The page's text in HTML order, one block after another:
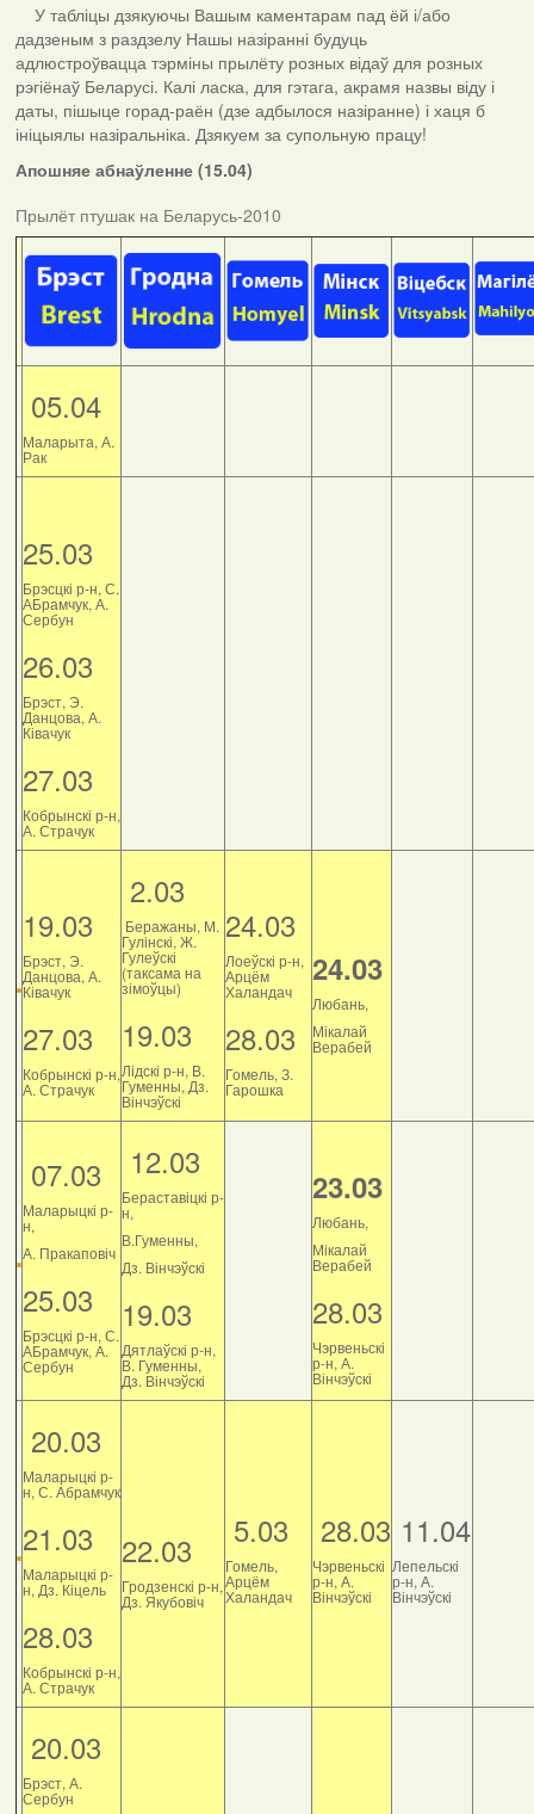
У табліцы дзякуючы Вашым каментарам пад ёй і/або
дадзеным з раздзелу Нашы назіранні будуць
адлюстроўвацца тэрміны прылёту розных відаў для розных
рэгіёнаў Беларусі. Калі ласка, для гэтага, акрамя назвы віду і
даты, пішыце горад-раён (дзе адбылося назіранне) і хаця б
ініцыялы назіральніка. Дзякуем за супольную працу!
Апошняе абнаўленне (15.04)
Прылёт птушак на Беларусь-2010
05.04
Маларыта, А.
Рак
25.03
Брэсцкі р-н, С.
АБрамчук, А.
Сербун
26.03
Брэст, Э.
Данцова, А.
Ківачук
27.03
Кобрынскі р-н,
А. Страчук
19.03
Брэст, Э.
Данцова, А.
Ківачук
27.03
Кобрынскі р-н,
А. Страчук
2.03
Беражаны, М.
Гулінскі, Ж.
Гулеўскі
(таксама на
зімоўцы)
19.03
Лідскі р-н, В.
Гуменны, Дз.
Вінчэўскі
24.03
Лоеўскі р-н,
Арцём
Халандач
28.03
Гомель, З.
Гарошка
24.03
Любань,
Мікалай
Верабей
07.03
Маларыцкі р-
н,
А. Пракаповіч
25.03
Брэсцкі р-н, С.
АБрамчук, А.
Сербун
12.03
Бераставіцкі р-
н,
В.Гуменны,
Дз. Вінчэўскі
19.03
Дятлаўскі р-н,
В. Гуменны,
Дз. Вінчэўскі
23.03
Любань,
Мікалай
Верабей
28.03
Чэрвеньскі
р-н, А.
Вінчэўскі
20.03
Маларыцкі р-
н, С. Абрамчук
21.03
Маларыцкі р-
н, Дз. Кіцель
28.03
Кобрынскі р-н,
А. Страчук
22.03
Гродзенскі р-н,
Дз. Якубовіч
5.03
Гомель,
Арцём
Халандач
28.03
Чэрвеньскі
р-н, А.
Вінчэўскі
11.04
Лепельскі
р-н, А.
Вінчэўскі
20.03
Брэст, А.
Сербун